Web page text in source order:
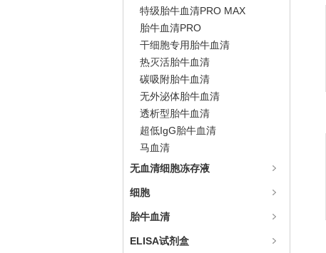
特级胎牛血清PRO MAX
胎牛血清PRO
干细胞专用胎牛血清
热灭活胎牛血清
碳吸附胎牛血清
无外泌体胎牛血清
透析型胎牛血清
超低IgG胎牛血清
马血清
无血清细胞冻存液
细胞
胎牛血清
ELISA试剂盒